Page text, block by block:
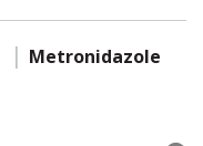
Metronidazole